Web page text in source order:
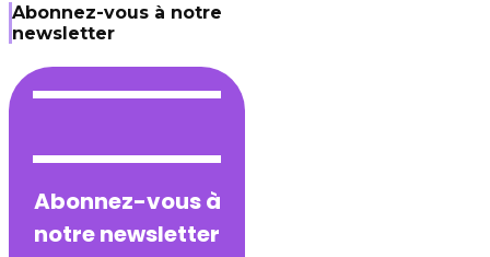
Abonnez-vous à notre
newsletter
Abonnez-vous à
notre newsletter